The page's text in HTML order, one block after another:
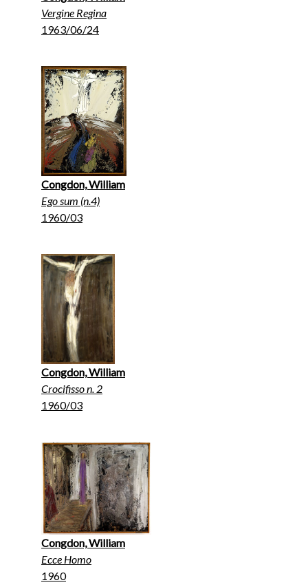
Vergine Regina
1963/06/24
Congdon, William
Ego sum (n.4)
1960/03
Congdon, William
Crocifisso n. 2
1960/03
Congdon, William
Ecce Homo
1960